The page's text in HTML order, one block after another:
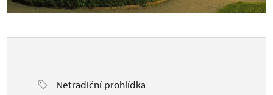
Netradiční prohlídka